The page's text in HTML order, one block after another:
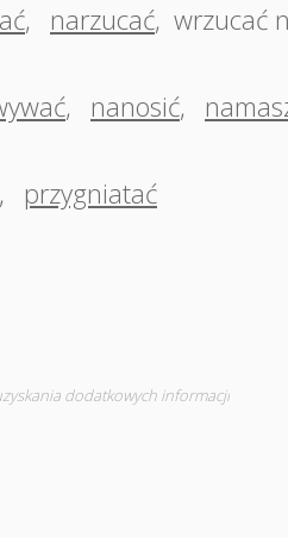
, narzucać, wrzucać
, nanosić,
, przygniatać
dodatkowych informacji